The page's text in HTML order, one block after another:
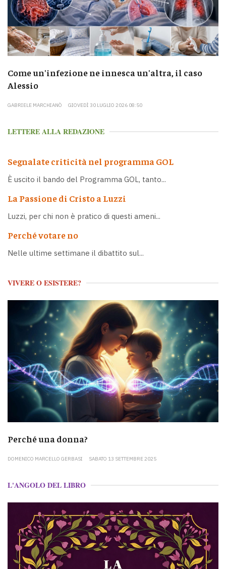
Come un'infezione ne innesca un'altra, il caso
Alessio
GABRIELE MARCHIANÒ GIOVEDÌ 30 LUGLIO 2026 08:50
LETTERE ALLA REDAZIONE
Segnalate criticità nel programma GOL
È uscito il bando del Programma GOL, tanto...
La Passione di Cristo a Luzzi
Luzzi, per chi non è pratico di questi ameni...
Perché votare no
Nelle ultime settimane il dibattito sul...
VIVERE O ESISTERE?
Perché una donna?
DOMENICO MARCELLO GERBASI SABATO 13 SETTEMBRE 2025
L'ANGOLO DEL LIBRO